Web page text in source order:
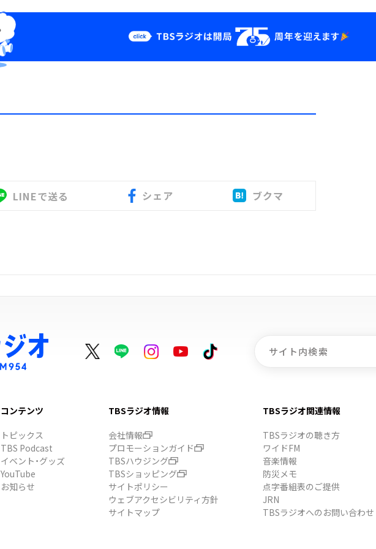
Podcast
YouTube
LINEで送る シェア ブクマ
コンテンツ
トピックス
TBS Podcast
イベント・グッズ
YouTube
お知らせ
TBSラジオ情報
会社情報
プロモーションガイド
TBSハウジング
TBSショッピング
サイトポリシー
ウェブアクセシビリティ方針
サイトマップ
TBSラジオ関連情報
TBSラジオの聴き方
ワイドFM
音楽情報
防災メモ
点字番組表のご提供
JRN
TBSラジオへのお問い合わせ